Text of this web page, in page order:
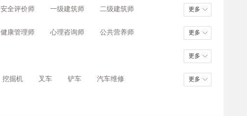
安全评价师 一级建筑师 二级建筑师 更多
健康管理师 心理咨询师 公共营养师 更多
更多
挖掘机 叉车 铲车 汽车维修 更多